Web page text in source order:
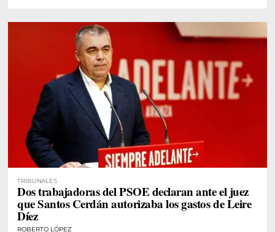
TRIBUNALES
Dos trabajadoras del PSOE declaran ante el juez
que Santos Cerdán autorizaba los gastos de Leire
Díez
ROBERTO LÓPEZ